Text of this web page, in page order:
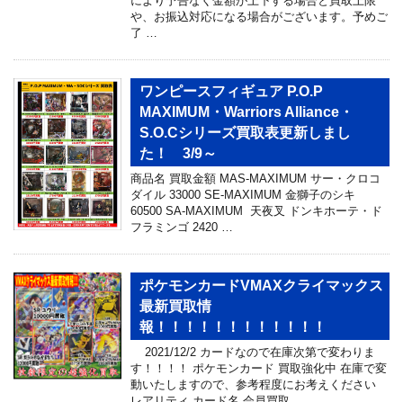
や、お振込対応になる場合がございます。予めご
了 …
ワンピースフィギュア P.O.P
MAXIMUM・Warriors Alliance・
S.O.Cシリーズ買取表更新しまし
た！ 3/9～
商品名 買取金額 MAS-MAXIMUM サー・クロコ
ダイル 33000 SE-MAXIMUM 金獅子のシキ
60500 SA-MAXIMUM 天夜叉 ドンキホーテ・ド
フラミンゴ 2420 …
ポケモンカードVMAXクライマックス
最新買取情
報！！！！！！！！！！！！
2021/12/2 カードなので在庫次第で変わりま
す！！！！ ポケモンカード 買取強化中 在庫で変
動いたしますので、参考程度にお考えください